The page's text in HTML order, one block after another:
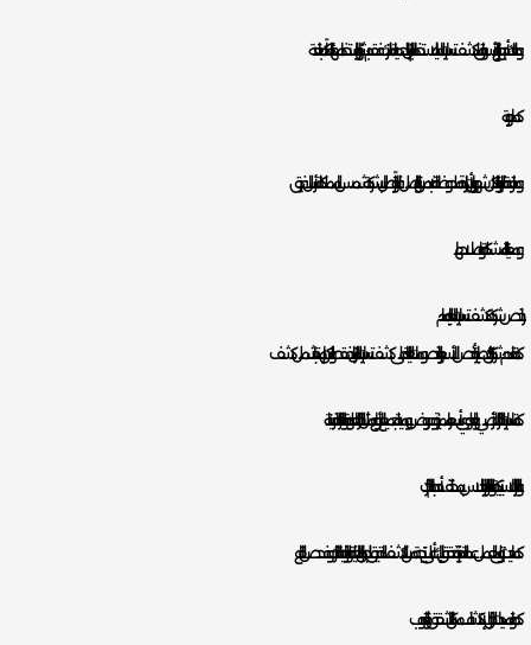
و هناك أجهزة تباع بالأسواق لكشف تسربات المياه للاستخدام بالمنازل لحماية منزلك فقم بشرائها واستخدامها دائماً كمتابعة
كما دورية.
و مراقبة فواتير المياه كل شهر وإن رأيت زيادة ملحوظة فـ لابد من التواصل فوراً الاتصال بشركة شمس المملكة لأرسال فريق
ومعاينة المشكلة واصلاحها.
ارخص شركة كشف تسربات المياه بالدمام :
كما تقدم شركة اركان طيبة أرخص الأسعار والخصومات العالية على كشف تسربات المنازل فقط ولكن برامجنا تشمل كشف
كما تسربات الخزانات الأرضي والعلوي بأسعار مميزة وعروض يومية لجميع الأنواع مثل الخزانات العلوية والخزانات الخرسانية
والخزانات البلاستيكية والخزانات الفايبر جلاس بمختلف أحجام الخزانات.
كما حيث يتولى العمل عمالة خبيرة تحقق إليك أعلى نتيجة من الكشف الدقيق للجدران الداخلية والخارجية للخزانات وفحص القاع
كما وتمديدات الخزان لإكتشاف مكان التشقق والثقوب.